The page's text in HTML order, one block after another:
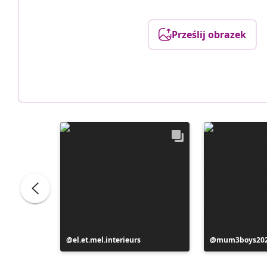
Prześlij obrazek
Post
opublikowany
el.et.mel.interieurs
Post
opublikowany